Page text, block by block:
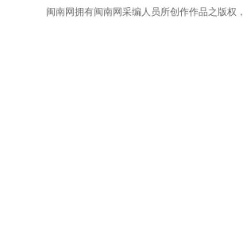
闽南网拥有闽南网采编人员所创作作品之版